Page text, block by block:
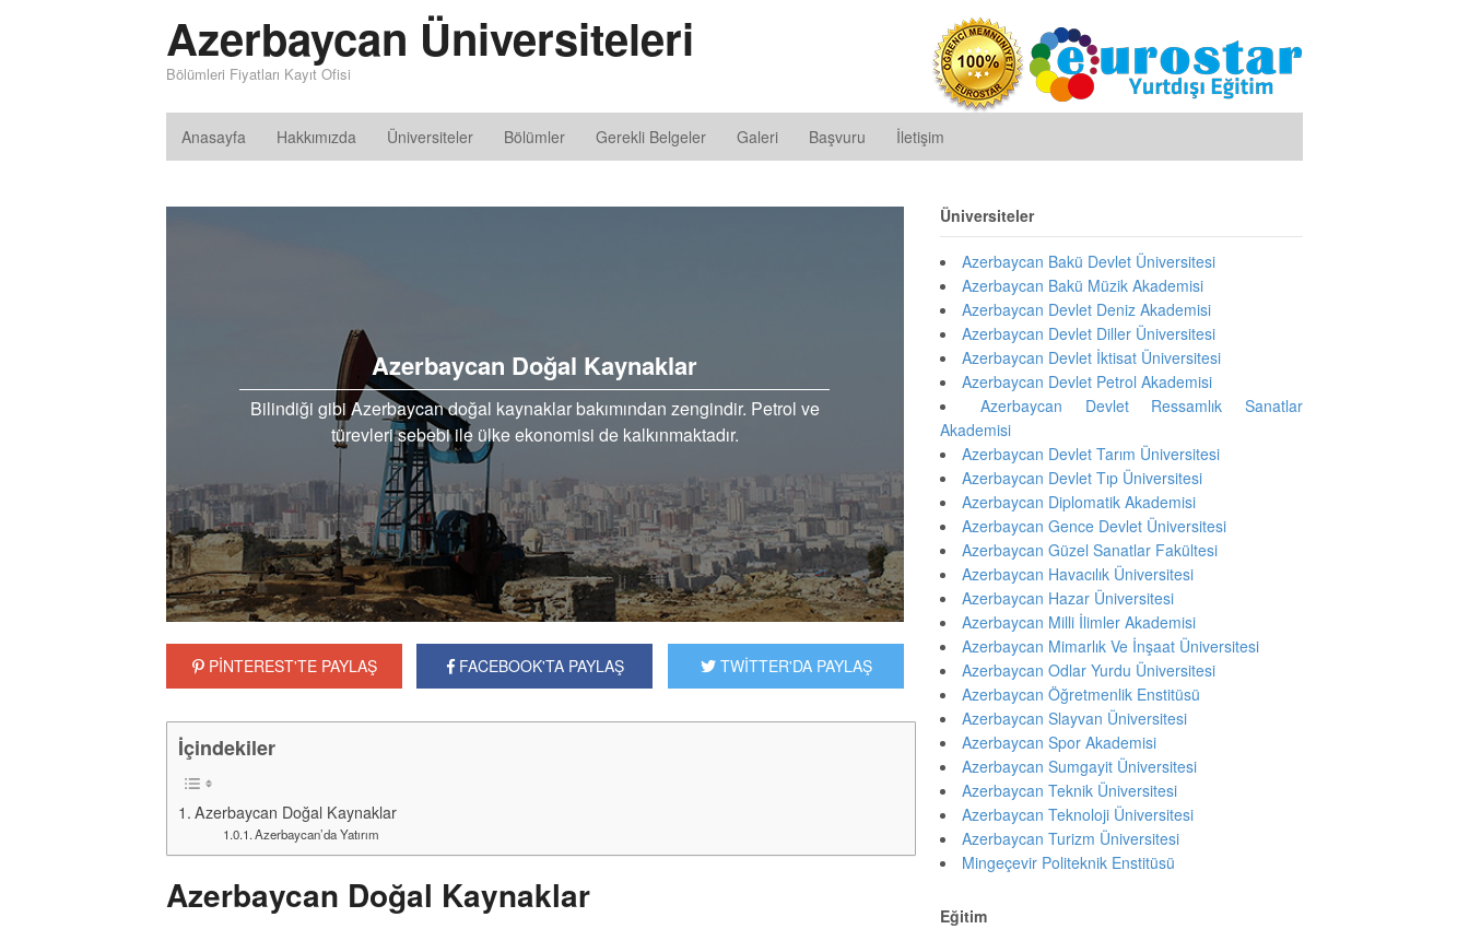
Azerbaycan Üniversiteleri
Bölümleri Fiyatları Kayıt Ofisi
Anasayfa Hakkımızda Üniversiteler Bölümler Gerekli Belgeler Galeri Başvuru İletişim
Azerbaycan Doğal Kaynaklar
Bilindiği gibi Azerbaycan doğal kaynaklar bakımından zengindir. Petrol ve
türevleri sebebi ile ülke ekonomisi de kalkınmaktadır.
PİNTEREST'TE PAYLAŞ FACEBOOK'TA PAYLAŞ TWİTTER'DA PAYLAŞ
İçindekiler
Azerbaycan Doğal Kaynaklar
Azerbaycan’da Yatırım
Azerbaycan Doğal Kaynaklar
Üniversiteler
Azerbaycan Bakü Devlet Üniversitesi
Azerbaycan Bakü Müzik Akademisi
Azerbaycan Devlet Deniz Akademisi
Azerbaycan Devlet Diller Üniversitesi
Azerbaycan Devlet İktisat Üniversitesi
Azerbaycan Devlet Petrol Akademisi
Azerbaycan Devlet Ressamlık Sanatlar
Akademisi
Azerbaycan Devlet Tarım Üniversitesi
Azerbaycan Devlet Tıp Üniversitesi
Azerbaycan Diplomatik Akademisi
Azerbaycan Gence Devlet Üniversitesi
Azerbaycan Güzel Sanatlar Fakültesi
Azerbaycan Havacılık Üniversitesi
Azerbaycan Hazar Üniversitesi
Azerbaycan Milli İlimler Akademisi
Azerbaycan Mimarlık Ve İnşaat Üniversitesi
Azerbaycan Odlar Yurdu Üniversitesi
Azerbaycan Öğretmenlik Enstitüsü
Azerbaycan Slayvan Üniversitesi
Azerbaycan Spor Akademisi
Azerbaycan Sumgayit Üniversitesi
Azerbaycan Teknik Üniversitesi
Azerbaycan Teknoloji Üniversitesi
Azerbaycan Turizm Üniversitesi
Mingeçevir Politeknik Enstitüsü
Eğitim